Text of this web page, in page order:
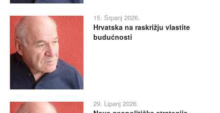
15. Srpanj 2026.
Hrvatska na raskrižju vlastite
budućnosti
29. Lipanj 2026.